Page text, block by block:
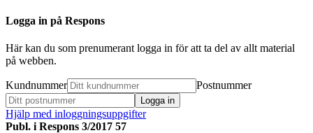
Logga in på Respons
Här kan du som prenumerant logga in för att ta del av allt material
på webben.
Kundnummer Postnummer
Hjälp med inloggningsuppgifter
Publ. i Respons 3/2017 57